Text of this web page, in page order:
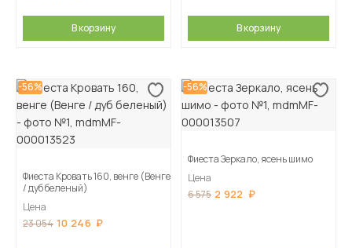
В корзину В корзину
-56%
Фиеста Кровать 160, венге (Венге
/ дуб беленый)
Цена
23 054 10 246
-56%
Фиеста Зеркало, ясень шимо
Цена
6 575 2 922